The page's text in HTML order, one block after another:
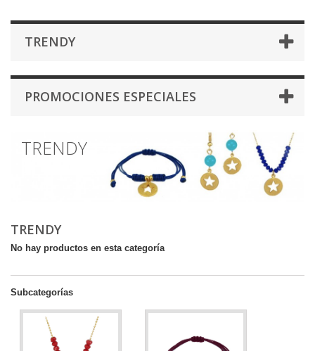
TRENDY
PROMOCIONES ESPECIALES
TRENDY
TRENDY
No hay productos en esta categoría
Subcategorías